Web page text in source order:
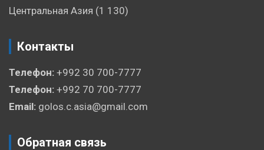
Центральная Азия (1 130)
Контакты
Телефон: +992 30 700-7777
Телефон: +992 70 700-7777
Email: golos.c.asia@gmail.com
Обратная связь